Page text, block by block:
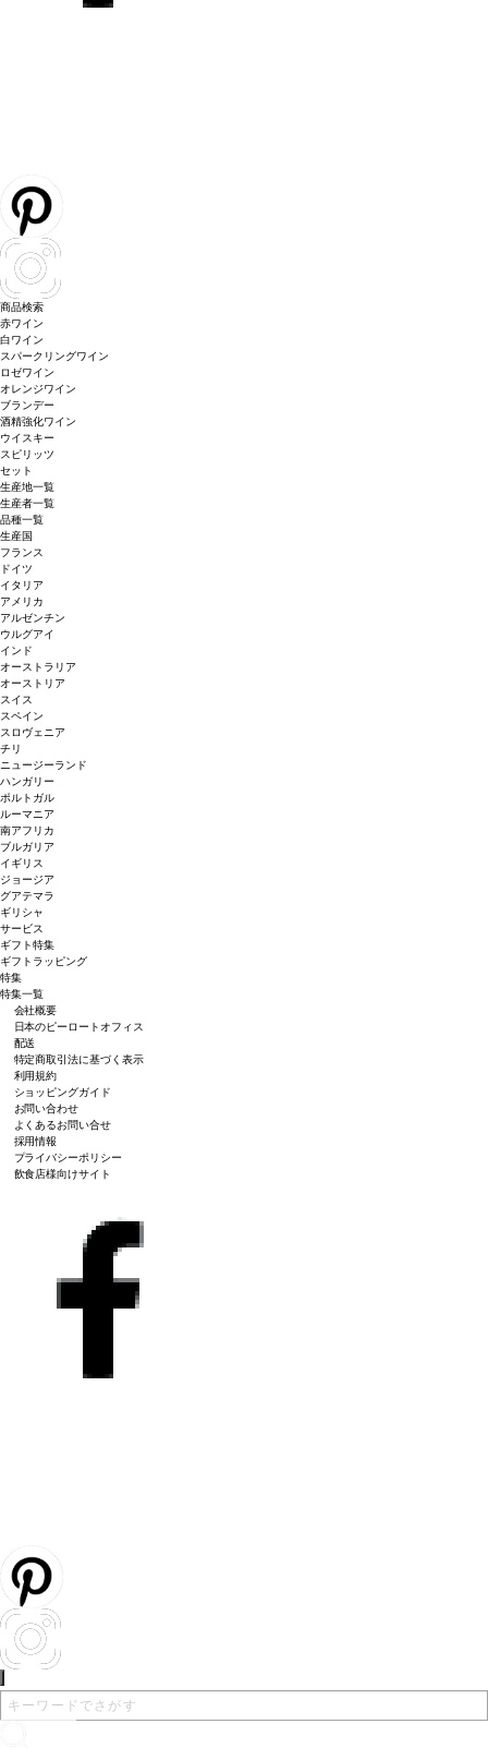
商品検索
赤ワイン
白ワイン
スパークリングワイン
ロゼワイン
オレンジワイン
ブランデー
酒精強化ワイン
ウイスキー
スピリッツ
セット
生産地一覧
生産者一覧
品種一覧
生産国
フランス
ドイツ
イタリア
アメリカ
アルゼンチン
ウルグアイ
インド
オーストラリア
オーストリア
スイス
スペイン
スロヴェニア
チリ
ニュージーランド
ハンガリー
ポルトガル
ルーマニア
南アフリカ
ブルガリア
イギリス
ジョージア
グアテマラ
ギリシャ
サービス
ギフト特集
ギフトラッピング
特集
特集一覧
会社概要
日本のピーロートオフィス
配送
特定商取引法に基づく表示
利用規約
ショッピングガイド
お問い合わせ
よくあるお問い合せ
採用情報
プライバシーポリシー
飲食店様向けサイト